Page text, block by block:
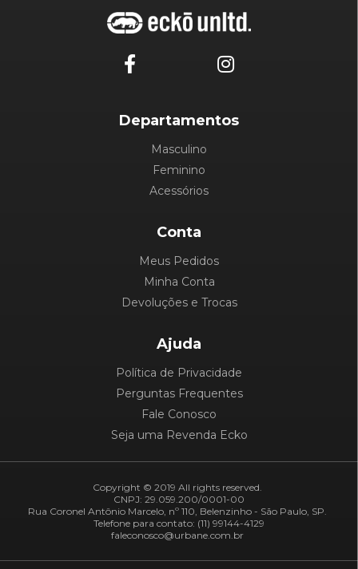
Departamentos
Masculino
Feminino
Acessórios
Conta
Meus Pedidos
Minha Conta
Devoluções e Trocas
Ajuda
Política de Privacidade
Perguntas Frequentes
Fale Conosco
Seja uma Revenda Ecko
Copyright © 2019 All rights reserved.
CNPJ: 29.059.200/0001-00
Rua Coronel Antônio Marcelo, nº 110, Belenzinho - São Paulo, SP.
Telefone para contato: (11) 99144-4129
faleconosco@urbane.com.br